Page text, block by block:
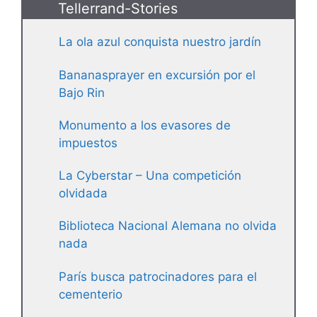
Tellerrand-Stories
La ola azul conquista nuestro jardín
Bananasprayer en excursión por el
Bajo Rin
Monumento a los evasores de
impuestos
La Cyberstar – Una competición
olvidada
Biblioteca Nacional Alemana no olvida
nada
París busca patrocinadores para el
cementerio